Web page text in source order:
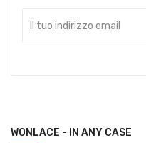
WONLACE - IN ANY CASE